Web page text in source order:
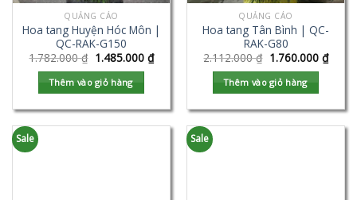
QUẢNG CÁO
Hoa tang Huyện Hóc Môn |
QC-RAK-G150
1.782.000₫ 1.485.000 ₫
Thêm vào giỏ hàng
QUẢNG CÁO
Hoa tang Tân Bình | QC-
RAK-G80
2.112.000₫ 1.760.000 ₫
Thêm vào giỏ hàng
Sale Sale